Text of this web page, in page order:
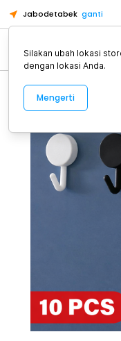
Jabodetabek ganti
Alat Kopi
Silakan ubah lokasi
dengan lokasi Anda.
Mengerti